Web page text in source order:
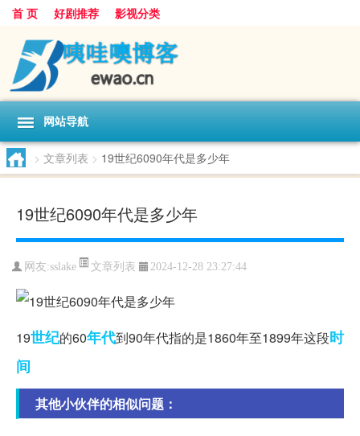
首 页 好剧推荐 影视分类
网站导航
> 文章列表 > 19世纪6090年代是多少年
19世纪6090年代是多少年
网友:sslake 文章列表 2024-12-28 23:27:44
19世纪的60年代到90年代指的是1860年至1899年这段时
间
其他小伙伴的相似问题：